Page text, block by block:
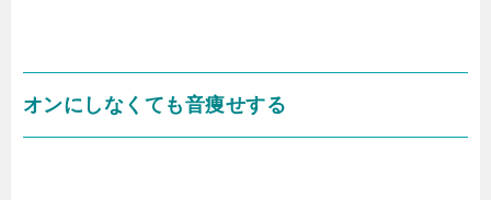
オンにしなくても音痩せする